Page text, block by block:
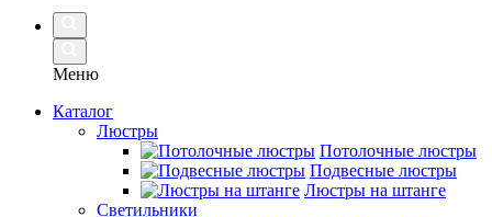
Меню
Каталог
Люстры
Потолочные люстры
Подвесные люстры
Люстры на штанге
Светильники